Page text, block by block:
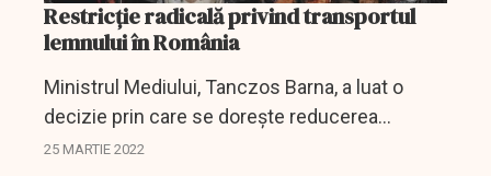
Restricție radicală privind transportul
lemnului în România
Ministrul Mediului, Tanczos Barna, a luat o
decizie prin care se dorește reducerea
traficului cu lemn, decizie care a fost
25 MARTIE 2022